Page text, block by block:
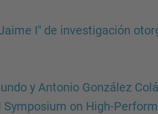
I" de investigación
y Antonio González
on High-